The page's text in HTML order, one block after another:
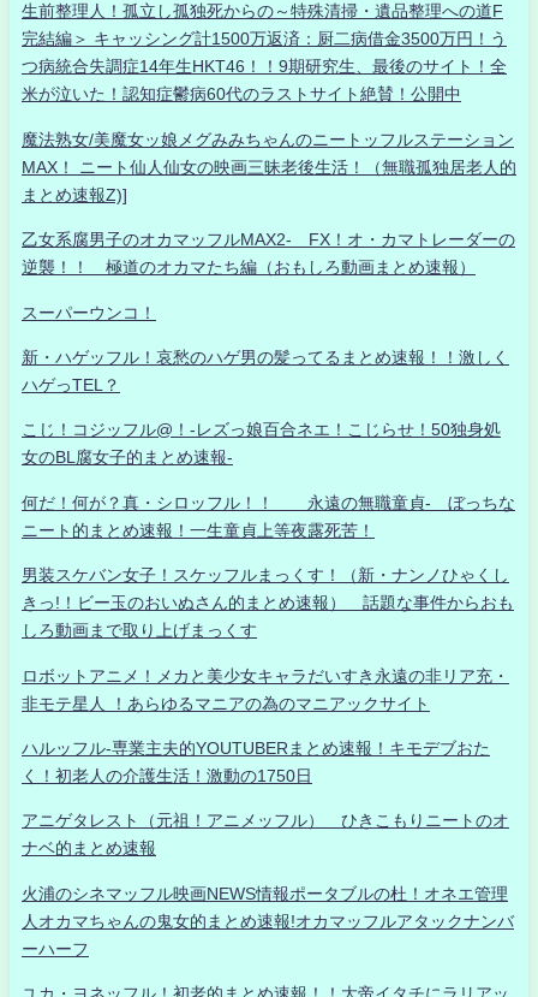
生前整理人！孤立し孤独死からの～特殊清掃・遺品整理への道F
完結編＞ キャッシング計1500万返済：厨二病借金3500万円！う
つ病統合失調症14年生HKT46！！9期研究生、最後のサイト！全
米が泣いた！認知症鬱病60代のラストサイト絶賛！公開中
魔法熟女/美魔女ッ娘メグみみちゃんのニートッフルステーション
MAX！ ニート仙人仙女の映画三昧老後生活！（無職孤独居老人的
まとめ速報Z)]
乙女系腐男子のオカマッフルMAX2- FX！オ・カマトレーダーの
逆襲！！ 極道のオカマたち編（おもしろ動画まとめ速報）
スーパーウンコ！
新・ハゲッフル！哀愁のハゲ男の髪ってるまとめ速報！！激しく
ハゲっTEL？
こじ！コジッフル@！-レズっ娘百合ネエ！こじらせ！50独身処
女のBL腐女子的まとめ速報-
何だ！何が？真・シロッフル！！ 永遠の無職童貞- ぼっちな
ニート的まとめ速報！一生童貞上等夜露死苦！
男装スケバン女子！スケッフルまっくす！（新・ナンノひゃくし
きっ!！ビー玉のおいぬさん的まとめ速報） 話題な事件からおも
しろ動画まで取り上げまっくす
ロボットアニメ！メカと美少女キャラだいすき永遠の非リア充・
非モテ星人 ！あらゆるマニアの為のマニアックサイト
ハルッフル-専業主夫的YOUTUBERまとめ速報！キモデブおた
く！初老人の介護生活！激動の1750日
アニゲタレスト（元祖！アニメッフル） ひきこもりニートのオ
ナベ的まとめ速報
火浦のシネマッフル映画NEWS情報ポータブルの杜！オネエ管理
人オカマちゃんの鬼女的まとめ速報!オカマッフルアタックナンバ
ーハーフ
ユカ・ヨネッフル！初老的まとめ速報！！大帝イタチにラリアッ